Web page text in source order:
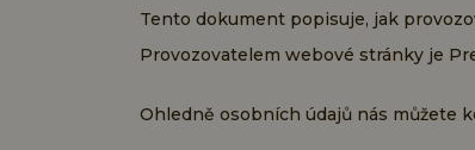
Tento dokument popisuje, jak
Provozovatelem webové stránky je
Ohledně osobních údajů nás můžete